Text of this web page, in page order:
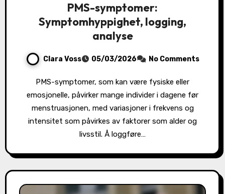
PMS-symptomer:
Symptomhyppighet, logging,
analyse
Clara Voss 05/03/2026 No Comments
PMS-symptomer, som kan være fysiske eller
emosjonelle, påvirker mange individer i dagene før
menstruasjonen, med variasjoner i frekvens og
intensitet som påvirkes av faktorer som alder og
livsstil. Å loggføre…